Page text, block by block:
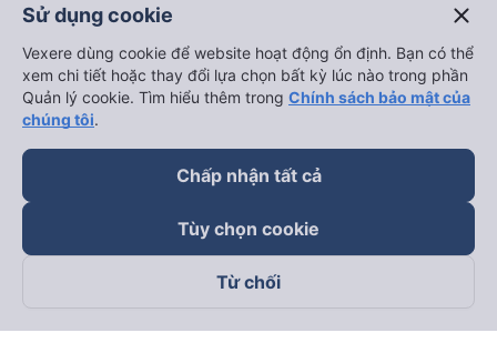
Theo dõi chúng tôi trên
Sử dụng cookie close
Vexere dùng cookie để website hoạt động ổn định. Bạn có thể
xem chi tiết hoặc thay đổi lựa chọn bất kỳ lúc nào trong phần
Quản lý cookie. Tìm hiểu thêm trong Chính sách bảo mật của
chúng tôi.
Chấp nhận tất cả
Tùy chọn cookie
Từ chối